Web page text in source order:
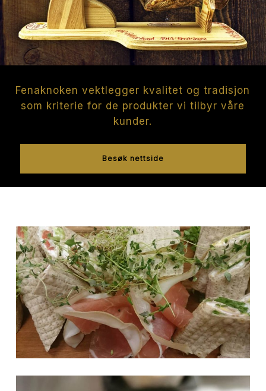
Fenaknoken vektlegger kvalitet og tradisjon
som kriterie for de produkter vi tilbyr våre
kunder.
Besøk nettside